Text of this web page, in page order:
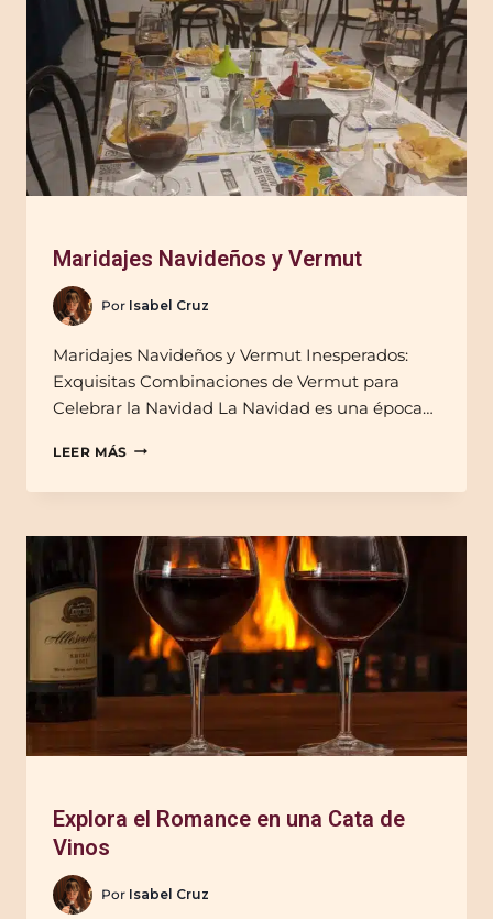
Maridajes Navideños y Vermut
Por Isabel Cruz
Maridajes Navideños y Vermut Inesperados:
Exquisitas Combinaciones de Vermut para
Celebrar la Navidad La Navidad es una época…
LEER MÁS
Explora el Romance en una Cata de
Vinos
Por Isabel Cruz